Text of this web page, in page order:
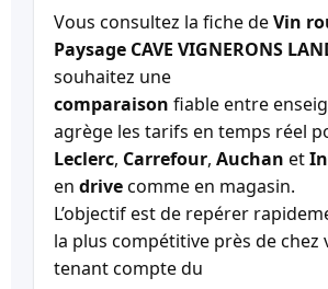
Vous consultez la fiche deVin
Paysage CAVE VIGNERONS
souhaitez une
comparaison fiable entre
agrège les tarifs en temps réel
Leclerc, Carrefour, Auchan et
en drivecomme en magasin.
L’objectif est de repérer
la plus compétitive près de chez
tenant compte du